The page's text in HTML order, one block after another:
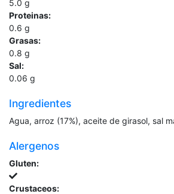
5.0 g
Proteinas:
0.6 g
Grasas:
0.8 g
Sal:
0.06 g
Ingredientes
Agua, arroz (17%), aceite de girasol, sal
Alergenos
Gluten:
Crustaceos: